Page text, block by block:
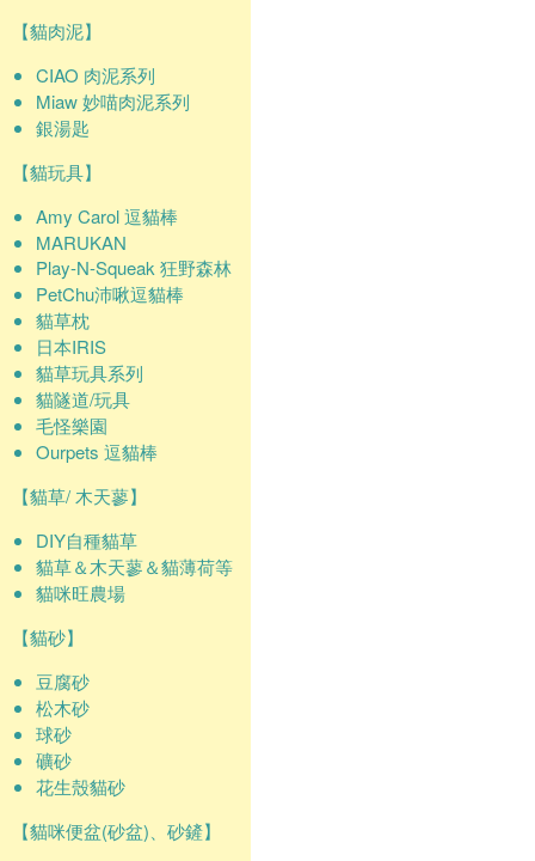
【貓肉泥】
CIAO 肉泥系列
Miaw 妙喵肉泥系列
銀湯匙
【貓玩具】
Amy Carol 逗貓棒
MARUKAN
Play-N-Squeak 狂野森林
PetChu沛啾逗貓棒
貓草枕
日本IRIS
貓草玩具系列
貓隧道/玩具
毛怪樂園
Ourpets 逗貓棒
【貓草/ 木天蓼】
DIY自種貓草
貓草＆木天蓼＆貓薄荷等
貓咪旺農場
【貓砂】
豆腐砂
松木砂
球砂
礦砂
花生殼貓砂
【貓咪便盆(砂盆)、砂鏟】